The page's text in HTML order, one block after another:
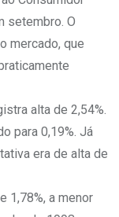
setembro. O
mercado, que
alta de 2,54%.
para 0,19%. Já
era de alta de
1,78%, a menor